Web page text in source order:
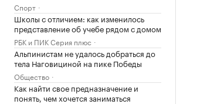
Спорт
Школы с отличием: как изменилось
представление об учебе рядом с домом
РБК и ПИК Серия плюс
Альпинистам не удалось добраться до
тела Наговициной на пике Победы
Общество
Как найти свое предназначение и
понять, чем хочется заниматься